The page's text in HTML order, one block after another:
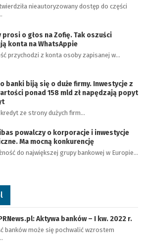
nieautoryzowany dostęp do części
prosi o głos na Zofię. Tak oszuści
konta na WhatsAppie
przychodzi z konta osoby zapisanej w…
banki biją się o duże firmy. Inwestycje z
ponad 158 mld zł napędzają popyt
ze strony dużych firm…
powalczy o korporacje i inwestycje
Ma mocną konkurencję
do największej grupy bankowej w Europie…
Aktywa banków – I kw. 2022 r.
banków może się pochwalić wzrostem